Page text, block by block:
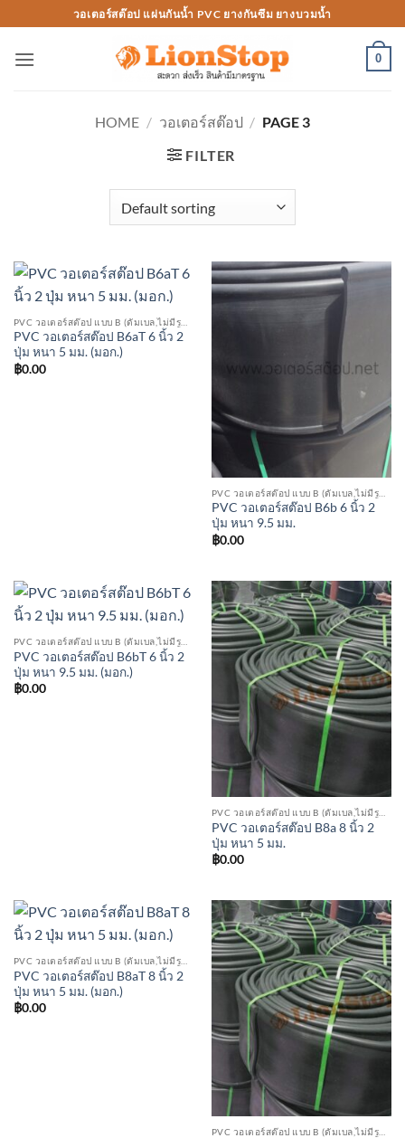
to
content
วอเตอร์สต๊อป แผ่นกันน้ำ PVC ยางกันซึม ยางบวมน้ำ
0
HOME / วอเตอร์สต๊อป / PAGE 3
FILTER
PVC วอเตอร์สต๊อป B6aT 6 นิ้ว 2
ปุ่ม หนา 5 มม. (มอก.)
฿0.00
PVC วอเตอร์สต๊อป B6b 6 นิ้ว 2
ปุ่ม หนา 9.5 มม.
฿0.00
PVC วอเตอร์สต๊อป B6bT 6 นิ้ว 2
ปุ่ม หนา 9.5 มม. (มอก.)
฿0.00
PVC วอเตอร์สต๊อป B8a 8 นิ้ว 2
ปุ่ม หนา 5 มม.
฿0.00
PVC วอเตอร์สต๊อป B8aT 8 นิ้ว 2
ปุ่ม หนา 5 มม. (มอก.)
฿0.00